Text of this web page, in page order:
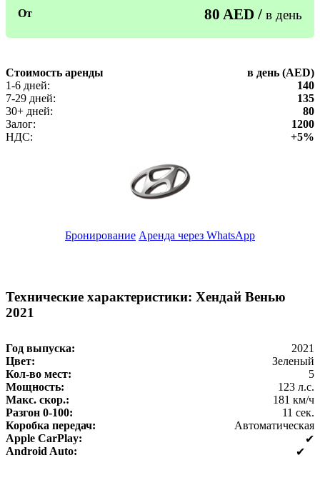
От 80 AED / в день
Стоимость аренды
в день (AED)
1-6 дней:
140
7-29 дней:
135
30+ дней:
80
Залог:
1200
НДС:
+5%
Бронирование Аренда через WhatsApp
Технические характеристики: Хендай Венью
2021
Год выпуска:
2021
Цвет:
Зеленый
Кол-во мест:
5
Мощность:
123 л.с.
Макс. скор.:
181 км/ч
Разгон 0-100:
11 сек.
Коробка передач:
Автоматическая
Apple CarPlay:
✔
Android Auto:
✔